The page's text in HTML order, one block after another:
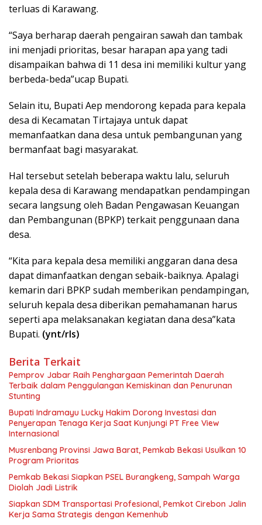
terluas di Karawang.
“Saya berharap daerah pengairan sawah dan tambak
ini menjadi prioritas, besar harapan apa yang tadi
disampaikan bahwa di 11 desa ini memiliki kultur yang
berbeda-beda”ucap Bupati.
Selain itu, Bupati Aep mendorong kepada para kepala
desa di Kecamatan Tirtajaya untuk dapat
memanfaatkan dana desa untuk pembangunan yang
bermanfaat bagi masyarakat.
Hal tersebut setelah beberapa waktu lalu, seluruh
kepala desa di Karawang mendapatkan pendampingan
secara langsung oleh Badan Pengawasan Keuangan
dan Pembangunan (BPKP) terkait penggunaan dana
desa.
“Kita para kepala desa memiliki anggaran dana desa
dapat dimanfaatkan dengan sebaik-baiknya. Apalagi
kemarin dari BPKP sudah memberikan pendampingan,
seluruh kepala desa diberikan pemahamanan harus
seperti apa melaksanakan kegiatan dana desa”kata
Bupati. (ynt/rls)
Berita Terkait
Pemprov Jabar Raih Penghargaan Pemerintah Daerah
Terbaik dalam Penggulangan Kemiskinan dan Penurunan
Stunting
Bupati Indramayu Lucky Hakim Dorong Investasi dan
Penyerapan Tenaga Kerja Saat Kunjungi PT Free View
Internasional
Musrenbang Provinsi Jawa Barat, Pemkab Bekasi Usulkan 10
Program Prioritas
Pemkab Bekasi Siapkan PSEL Burangkeng, Sampah Warga
Diolah Jadi Listrik
Siapkan SDM Transportasi Profesional, Pemkot Cirebon Jalin
Kerja Sama Strategis dengan Kemenhub